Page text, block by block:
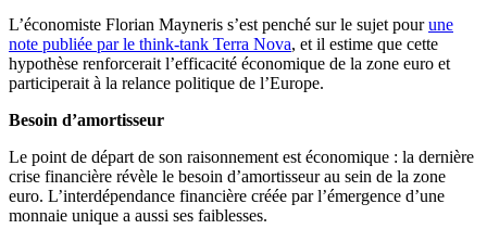
L’économiste Florian Mayneris s’est penché sur le sujet pourune
note publiée par le think-tank Terra Nova, et il estime que cette
hypothèse renforcerait l’efficacité économique de la zone euro et
participerait à la relance politique de l’Europe.
Besoin d’amortisseur
Le point de départ de son raisonnement est économique : la dernière
crise financière révèle le besoin d’amortisseur au sein de la zone
euro. L’interdépendance financière créée par l’émergence d’une
monnaie unique a aussi ses faiblesses.